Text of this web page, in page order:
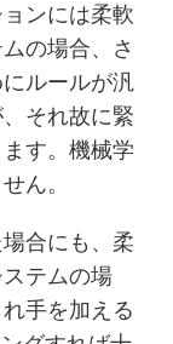
ンには柔軟
の場合、さ
ルールが汎
それ故に緊
す。機械学
ん。
合にも、柔
テムの場
手を加える